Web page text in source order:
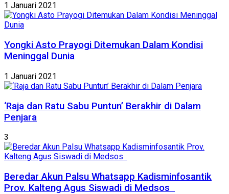
1 Januari 2021
Yongki Asto Prayogi Ditemukan Dalam Kondisi
Meninggal Dunia
1 Januari 2021
‘Raja dan Ratu Sabu Puntun’ Berakhir di Dalam
Penjara
3
Beredar Akun Palsu Whatsapp Kadisminfosantik
Prov. Kalteng Agus Siswadi di Medsos